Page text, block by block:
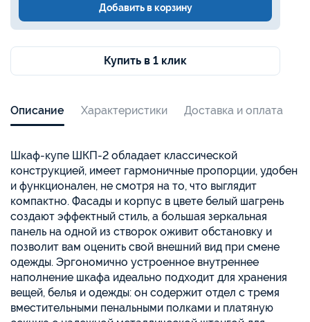
Добавить в корзину
Купить в 1 клик
Описание Характеристики Доставка и оплата
Шкаф-купе ШКП-2 обладает классической
конструкцией, имеет гармоничные пропорции, удобен
и функционален, не смотря на то, что выглядит
компактно. Фасады и корпус в цвете белый шагрень
создают эффектный стиль, а большая зеркальная
панель на одной из створок оживит обстановку и
позволит вам оценить свой внешний вид при смене
одежды. Эргономично устроенное внутреннее
наполнение шкафа идеально подходит для хранения
вещей, белья и одежды: он содержит отдел с тремя
вместительными пенальными полками и платяную